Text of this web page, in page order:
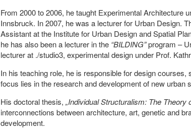
From 2000 to 2006, he taught Experimental Architecture
Innsbruck. In 2007, he was a lecturer for Urban Design.
Assistant at the Institute for Urban Design and Spatial
he has also been a lecturer in the “BILDING”program –
lecturer at ./studio3, experimental design under Prof.
In his teaching role, he is responsible for design
focus lies in the research and development of new urban
His doctoral thesis, „Individual Structuralism: The Theory
interconnections between architecture, art, genetic and
development.